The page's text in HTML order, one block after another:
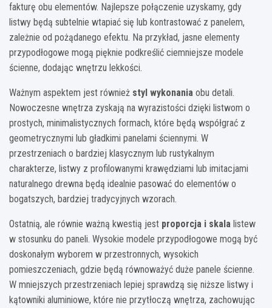
fakturę obu elementów. Najlepsze połączenie uzyskamy, gdy
listwy będą subtelnie wtapiać się lub kontrastować z panelem,
zależnie od pożądanego efektu. Na przykład, jasne elementy
przypodłogowe mogą pięknie podkreślić ciemniejsze modele
ścienne, dodając wnętrzu lekkości.
Ważnym aspektem jest również styl wykonania obu detali.
Nowoczesne wnętrza zyskają na wyrazistości dzięki listwom o
prostych, minimalistycznych formach, które będą współgrać z
geometrycznymi lub gładkimi panelami ściennymi. W
przestrzeniach o bardziej klasycznym lub rustykalnym
charakterze, listwy z profilowanymi krawędziami lub imitacjami
naturalnego drewna będą idealnie pasować do elementów o
bogatszych, bardziej tradycyjnych wzorach.
Ostatnią, ale równie ważną kwestią jest proporcja i skala listew
w stosunku do paneli. Wysokie modele przypodłogowe mogą być
doskonałym wyborem w przestronnych, wysokich
pomieszczeniach, gdzie będą równoważyć duże panele ścienne.
W mniejszych przestrzeniach lepiej sprawdzą się niższe listwy i
kątowniki aluminiowe, które nie przytłoczą wnętrza, zachowując